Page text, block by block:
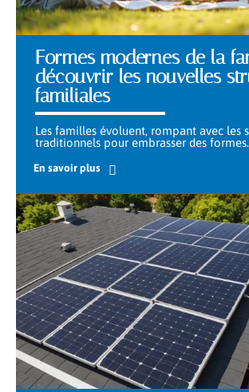
Formes modernes de la
découvrir les nouvelles
familiales
Les familles évoluent, rompant avec les
traditionnels pour embrasser des formes
En savoir plus